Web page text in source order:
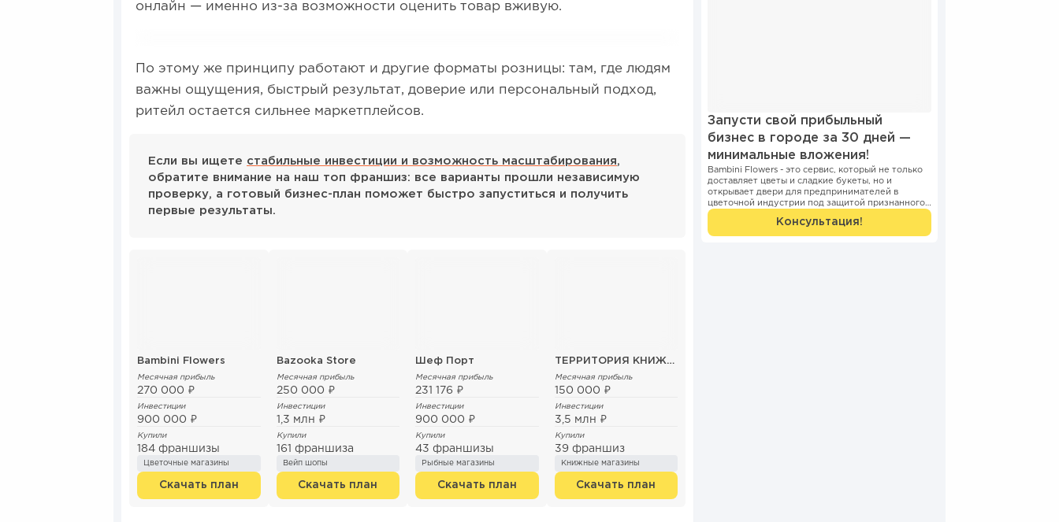
онлайн — именно из-за возможности оценить товар вживую.
По этому же принципу работают и другие форматы розницы: там, где людям
важны ощущения, быстрый результат, доверие или персональный подход,
ритейл остается сильнее маркетплейсов.
Если вы ищете стабильные инвестиции и возможность масштабирования,
обратите внимание на наш топ франшиз: все варианты прошли независимую
проверку, а готовый бизнес-план поможет быстро запуститься и получить
первые результаты.
Bambini Flowers
Месячная прибыль
270 000 ₽
Инвестиции
900 000 ₽
Купили
184 франшизы
Цветочные магазины
Скачать план
Bazooka Store
Месячная прибыль
250 000 ₽
Инвестиции
1,3 млн ₽
Купили
161 франшиза
Вейп шопы
Скачать план
Шеф Порт
Месячная прибыль
231 176 ₽
Инвестиции
900 000 ₽
Купили
43 франшизы
Рыбные магазины
Скачать план
ТЕРРИТОРИЯ КНИЖНЫЙ МАГАЗИН
Месячная прибыль
150 000 ₽
Инвестиции
3,5 млн ₽
Купили
39 франшиз
Книжные магазины
Скачать план
Запусти свой прибыльный
бизнес в городе за 30 дней —
минимальные вложения!
Bambini Flowers - это сервис, который не только
доставляет цветы и сладкие букеты, но и
открывает двери для предпринимателей в
цветочной индустрии под защитой признанного
и узнаваемого бренда. Фран...
Консультация!